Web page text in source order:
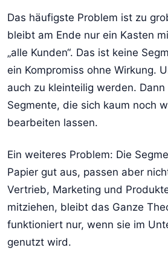
Das häufigste Problem ist zu
bleibt am Ende nur ein Kasten
„alle Kunden“. Das ist keine
ein Kompromiss ohne Wirkung.
auch zu kleinteilig werden.
Segmente, die sich kaum noch
bearbeiten lassen.
Ein weiteres Problem: Die
Papier gut aus, passen aber
Vertrieb, Marketing und
mitziehen, bleibt das Ganze
funktioniert nur, wenn sie im
genutzt wird.